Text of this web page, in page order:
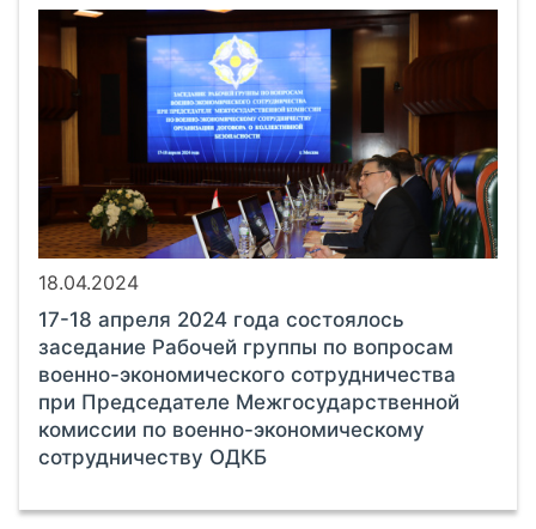
18.04.2024
17-18 апреля 2024 года состоялось
заседание Рабочей группы по вопросам
военно-экономического сотрудничества
при Председателе Межгосударственной
комиссии по военно-экономическому
сотрудничеству ОДКБ